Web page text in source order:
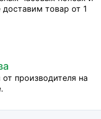
товар от 1
производителя на